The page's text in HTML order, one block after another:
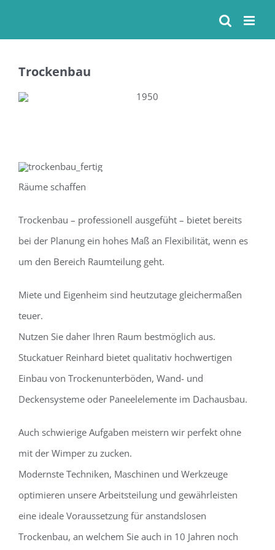
Trockenbau
Räume schaffen
Trockenbau – professionell ausgefüht – bietet bereits
bei der Planung ein hohes Maß an Flexibilität, wenn es
um den Bereich Raumteilung geht.
Miete und Eigenheim sind heutzutage gleichermaßen
teuer.
Nutzen Sie daher Ihren Raum bestmöglich aus.
Stuckatuer Reinhard bietet qualitativ hochwertigen
Einbau von Trockenunterböden, Wand- und
Deckensysteme oder Paneelelemente im Dachausbau.
Auch schwierige Aufgaben meistern wir perfekt ohne
mit der Wimper zu zucken.
Modernste Techniken, Maschinen und Werkzeuge
optimieren unsere Arbeitsteilung und gewährleisten
eine ideale Voraussetzung für anstandslosen
Trockenbau, an welchem Sie auch in 10 Jahren noch